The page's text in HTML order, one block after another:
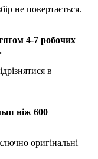
не повертається.
4-7 робочих
в
ніж 600
оригінальні